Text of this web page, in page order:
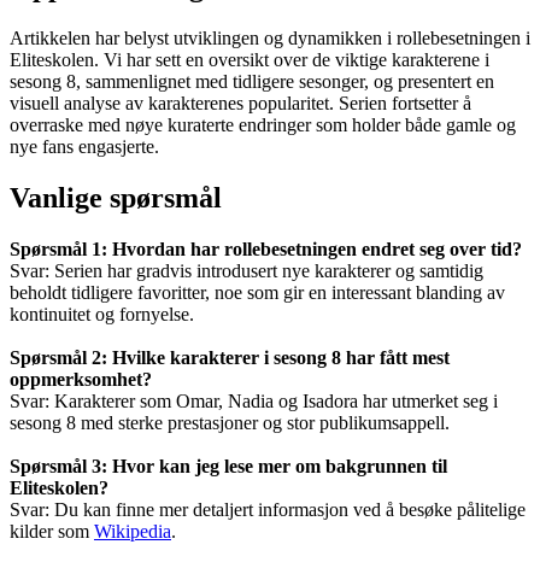
Artikkelen har belyst utviklingen og dynamikken i rollebesetningen i
Eliteskolen. Vi har sett en oversikt over de viktige karakterene i
sesong 8, sammenlignet med tidligere sesonger, og presentert en
visuell analyse av karakterenes popularitet. Serien fortsetter å
overraske med nøye kuraterte endringer som holder både gamle og
nye fans engasjerte.
Vanlige spørsmål
Spørsmål 1: Hvordan har rollebesetningen endret seg over tid?
Svar: Serien har gradvis introdusert nye karakterer og samtidig
beholdt tidligere favoritter, noe som gir en interessant blanding av
kontinuitet og fornyelse.
Spørsmål 2: Hvilke karakterer i sesong 8 har fått mest
oppmerksomhet?
Svar: Karakterer som Omar, Nadia og Isadora har utmerket seg i
sesong 8 med sterke prestasjoner og stor publikumsappell.
Spørsmål 3: Hvor kan jeg lese mer om bakgrunnen til
Eliteskolen?
Svar: Du kan finne mer detaljert informasjon ved å besøke pålitelige
kilder som Wikipedia.